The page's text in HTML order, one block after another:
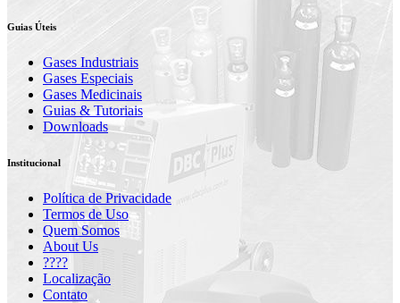
Guias Úteis
Gases Industriais
Gases Especiais
Gases Medicinais
Guias & Tutoriais
Downloads
Institucional
Política de Privacidade
Termos de Uso
Quem Somos
About Us
????
Localização
Contato